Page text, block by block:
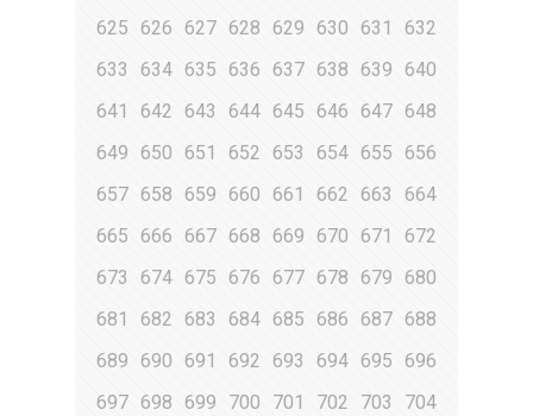
625
626 627 628 629 630 631
632
633
634 635 636 637 638 639 640
641
642 643 644 645 646 647 648
649
650 651 652 653 654 655 656
657 658 659 660 661 662 663
664
665
666 667 668 669 670 671
672
673
674 675 676 677 678 679
680
681
682 683 684 685 686 687 688
689
690 691 692 693 694 695
696
697 698 699 700 701 702 703
704